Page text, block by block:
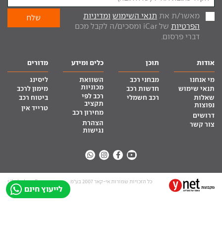
לייעוץ חינם
מאשר/ת את תנאי השימוש ומדיניות
הפרטיות
של iCar ומסכים/ה לקבל מכם
דברי פרסום.
אודות
מי אנחנו
תנאי שימוש
שאלות
נפוצות
דרושים
צור קשר
תוכן
מבחני רכב
חדשות רכב
רכב חשמלי
כלים ומידע
השוואת
מכוניות
רכב לפי
תקציב
מחירון רכב
הצהרת
נגישות
מדורים
ליסינג
מימון לרכב
ביטוח רכב
טרייד אין
כל הזכויות שמורות אי-קאר 2007 בע”מ site by tq.soft